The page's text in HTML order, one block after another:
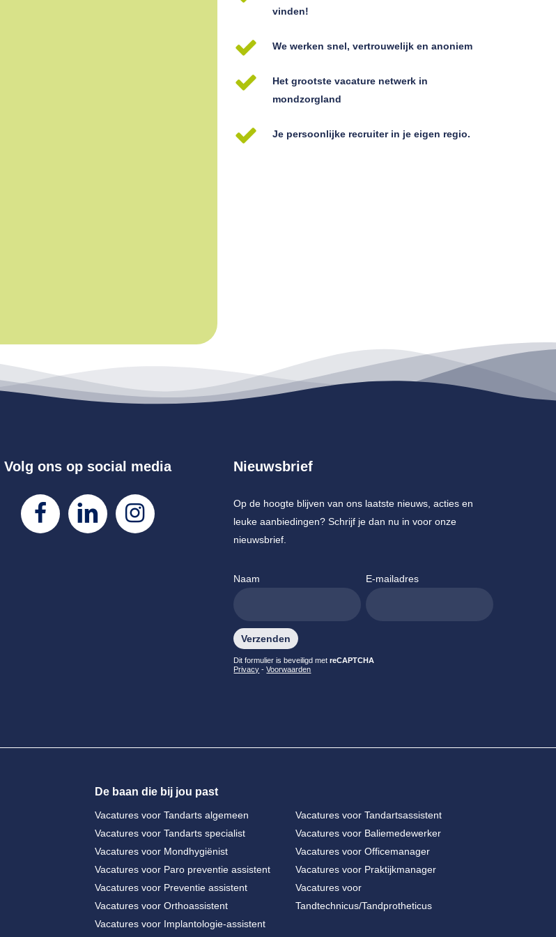
vinden!
We werken snel, vertrouwelijk en anoniem
Het grootste vacature netwerk in
mondzorgland
Je persoonlijke recruiter in je eigen regio.
Volg ons op social media Nieuwsbrief
Op de hoogte blijven van ons laatste nieuws, acties en
leuke aanbiedingen? Schrijf je dan nu in voor onze
nieuwsbrief.
Naam E-mailadres
Gelieve dit veld leeg te laten.
Dit formulier is beveiligd metreCAPTCHA
Privacy -Voorwaarden
De baan die bij jou past
Vacatures voor Tandarts algemeen
Vacatures voor Tandarts specialist
Vacatures voor Mondhygiënist
Vacatures voor Paro preventie assistent
Vacatures voor Preventie assistent
Vacatures voor Orthoassistent
Vacatures voor Implantologie-assistent
Vacatures voor Tandartsassistent
Vacatures voor Baliemedewerker
Vacatures voor Officemanager
Vacatures voor Praktijkmanager
Vacatures voor
Tandtechnicus/Tandprotheticus